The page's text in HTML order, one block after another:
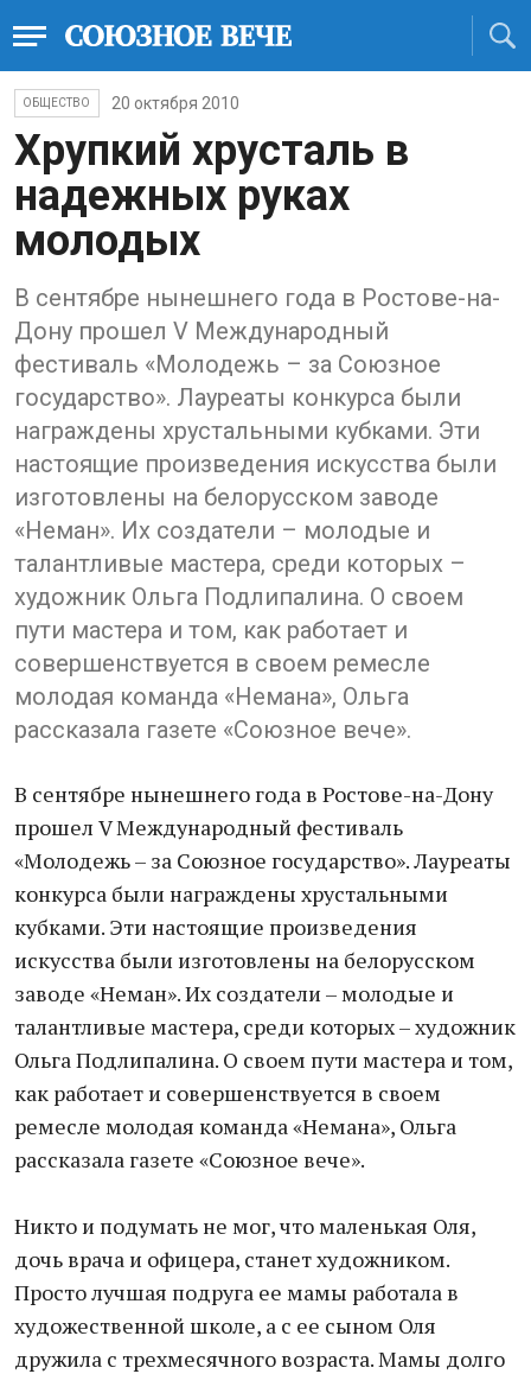
ОБЩЕСТВО 20 октября 2010
Хрупкий хрусталь в
надежных руках
молодых
В сентябре нынешнего года в Ростове-на-
Дону прошел V Международный
фестиваль «Молодежь – за Союзное
государство». Лауреаты конкурса были
награждены хрустальными кубками. Эти
настоящие произведения искусства были
изготовлены на белорусском заводе
«Неман». Их создатели – молодые и
талантливые мастера, среди которых –
художник Ольга Подлипалина. О своем
пути мастера и том, как работает и
совершенствуется в своем ремесле
молодая команда «Немана», Ольга
рассказала газете «Союзное вече».
В сентябре нынешнего года в Ростове-на-Дону
прошел V Международный фестиваль
«Молодежь – за Союзное государство». Лауреаты
конкурса были награждены хрустальными
кубками. Эти настоящие произведения
искусства были изготовлены на белорусском
заводе «Неман». Их создатели – молодые и
талантливые мастера, среди которых – художник
Ольга Подлипалина. О своем пути мастера и том,
как работает и совершенствуется в своем
ремесле молодая команда «Немана», Ольга
рассказала газете «Союзное вече».
Никто и подумать не мог, что маленькая Оля,
дочь врача и офицера, станет художником.
Просто лучшая подруга ее мамы работала в
художественной школе, а с ее сыном Оля
дружила с трехмесячного возраста. Мамы долго